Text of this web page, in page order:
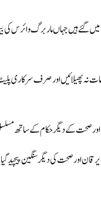
گئے ہیں جہاں ماربرگ وائرس کی
پھیلائیں اور صرف سرکاری
اور صحت کے دیگر حکام کے ساتھ
اورصحت کی دیگرسنگین